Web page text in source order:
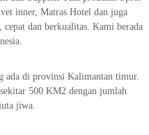
inner, Matras Hotel dan juga
dan berkualitas. Kami berada
ada di provinsi Kalimantan timur.
500 KM2 dengan jumlah
jiwa.